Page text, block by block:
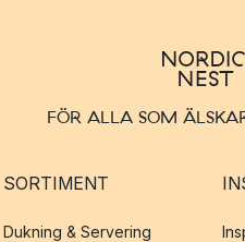
FÖR ALLA SOM
SORTIMENT
Dukning & Servering